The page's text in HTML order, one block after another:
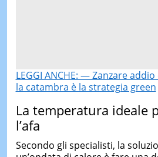
LEGGI ANCHE: — Zanzare
la catambra è la strategia green
La temperatura ideale
l’afa
Secondo gli specialisti, la